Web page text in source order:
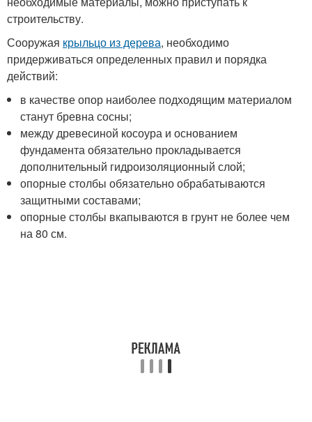
строительству.
Сооружая крыльцо из дерева, необходимо
придерживаться определенных правил и порядка
действий:
в качестве опор наиболее подходящим материалом
станут бревна сосны;
между древесиной косоура и основанием
фундамента обязательно прокладывается
дополнительный гидроизоляционный слой;
опорные столбы обязательно обрабатываются
защитными составами;
опорные столбы вкапываются в грунт не более чем
на 80 см.